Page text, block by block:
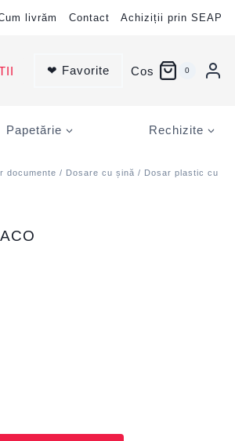
livrăm Contact Achiziții prin SEAP
❤ Favorite Cos 0
Papetărie Rechizite
documente / Dosare cu șină / Dosar plastic cu